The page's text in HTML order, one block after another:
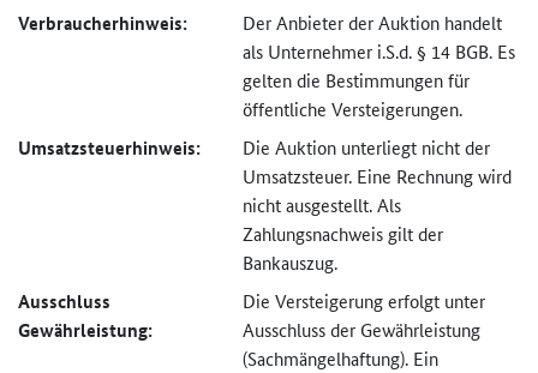
Verbraucher­hinweis:
Der Anbieter der Auktion handelt
als Unternehmer i.S.d. § 14 BGB. Es
gelten die Bestimmungen für
öffentliche Versteigerungen.
Umsatzsteuer­hinweis:
Die Auktion unterliegt nicht der
Umsatzsteuer. Eine Rechnung wird
nicht ausgestellt. Als
Zahlungsnachweis gilt der
Bankauszug.
Ausschluss
Gewährleistung:
Die Versteigerung erfolgt unter
Ausschluss der Gewährleistung
(Sachmängel­haftung). Ein